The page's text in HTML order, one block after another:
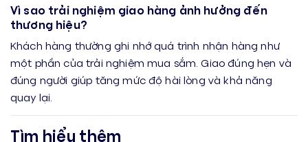
Vì sao trải nghiệm giao hàng ảnh hưởng đến
thương hiệu?
Khách hàng thường ghi nhớ quá trình nhận hàng như
một phần của trải nghiệm mua sắm. Giao đúng hẹn và
đúng người giúp tăng mức độ hài lòng và khả năng
quay lại.
Tìm hiểu thêm